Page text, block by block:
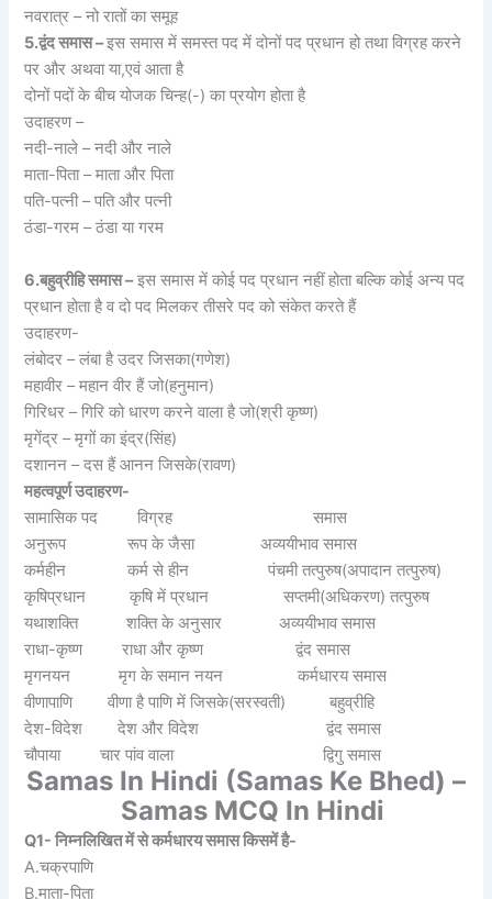
नवरात्र – नो रातों का समूह
5.द्वंद समास –इस समास में समस्त पद में दोनों पद प्रधान हो तथा विग्रह करने
पर और अथवा या,एवं आता है
दोनों पदों के बीच योजक चिन्ह(-) का प्रयोग होता है
उदाहरण –
नदी-नाले – नदी और नाले
माता-पिता – माता और पिता
पति-पत्नी – पति और पत्नी
ठंडा-गरम – ठंडा या गरम
6.बहुव्रीहि समास –इस समास में कोई पद प्रधान नहीं होता बल्कि कोई अन्य पद
प्रधान होता है व दो पद मिलकर तीसरे पद को संकेत करते हैं
उदाहरण-
लंबोदर – लंबा है उदर जिसका(गणेश)
महावीर – महान वीर हैं जो(हनुमान)
गिरिधर – गिरि को धारण करने वाला है जो(श्री कृष्ण)
मृगेंद्र – मृगों का इंद्र(सिंह)
दशानन – दस हैं आनन जिसके(रावण)
महत्वपूर्ण उदाहरण-
सामासिक पद विग्रह समास
अनुरूप रूप के जैसा अव्ययीभाव समास
कर्महीन कर्म से हीन पंचमी तत्पुरुष(अपादान तत्पुरुष)
कृषिप्रधान कृषि में प्रधान सप्तमी(अधिकरण) तत्पुरुष
यथाशक्ति शक्ति के अनुसार अव्ययीभाव समास
राधा-कृष्ण राधा और कृष्ण द्वंद समास
मृगनयन मृग के समान नयन कर्मधारय समास
वीणापाणि वीणा है पाणि में जिसके(सरस्वती) बहुव्रीहि
देश-विदेश देश और विदेश द्वंद समास
चौपाया चार पांव वाला द्विगु समास
Samas In Hindi (Samas Ke Bhed) –
Samas MCQ In Hindi
Q1- निम्नलिखित में से कर्मधारय समास किसमें है-
A.चक्रपाणि
B.माता-पिता